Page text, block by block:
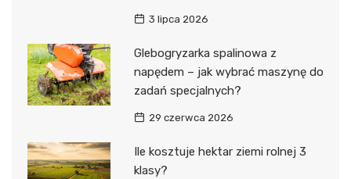
3 lipca 2026
Glebogryzarka spalinowa z
napędem – jak wybrać maszynę do
zadań specjalnych?
29 czerwca 2026
Ile kosztuje hektar ziemi rolnej 3
klasy?